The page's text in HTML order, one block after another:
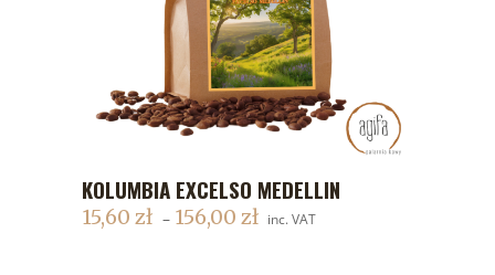
DODAJ DO KOSZYKA
KOLUMBIA EXCELSO MEDELLIN
15,60 zł – 156,00 zł inc. VAT